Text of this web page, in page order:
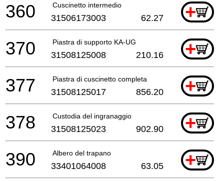
Cuscinetto intermedio +
360 31506173003 62.27
Piastra di supporto KA-UG +
370 31508125008 210.16
Piastra di cuscinetto completa +
377 31508125017 856.20
Custodia del ingranaggio +
378 31508125023 902.90
Albero del trapano +
390 33401064008 63.05